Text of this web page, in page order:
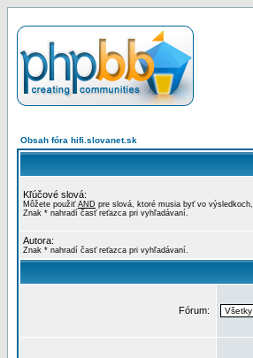
Obsah fóra hifi.slovanet.sk
Kľúčové slová:
Môžete použiť AND pre slová, ktoré musia byť vo výsledkoch,
Znak * nahradí časť reťazca pri vyhľadávaní.
Autora:
Znak * nahradí časť reťazca pri vyhľadávaní.
Fórum: